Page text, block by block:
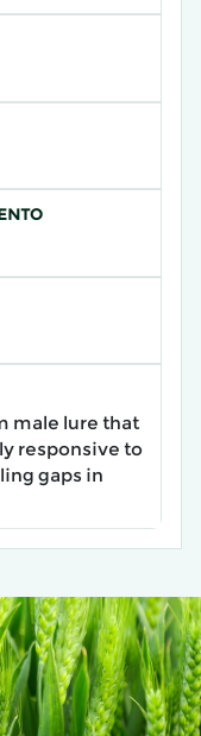
male lure that
responsive to
gaps in